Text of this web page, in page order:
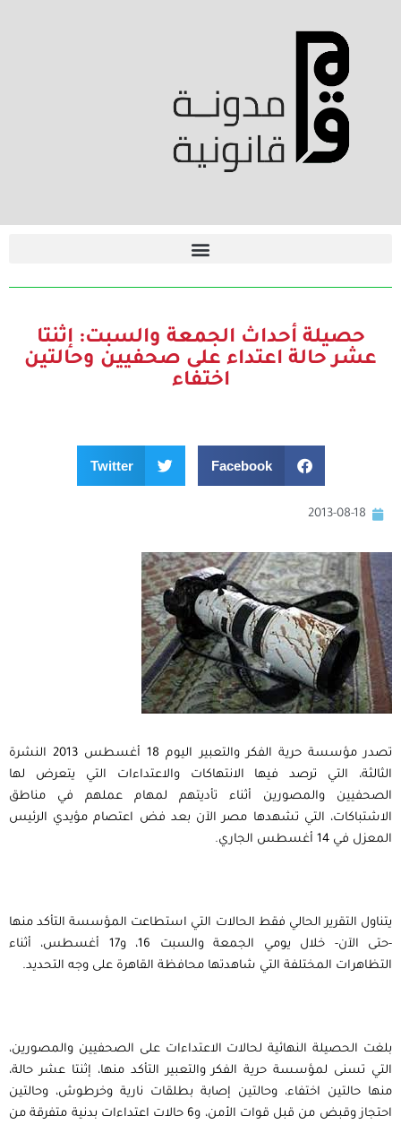
حصيلة أحداث الجمعة والسبت: إثنتا
عشر حالة اعتداء على صحفيين وحالتين
اختفاء
Facebook
Twitter
2013-08-18
تصدر مؤسسة حرية الفكر والتعبير اليوم 18 أغسطس 2013 النشرة
الثالثة، التي ترصد فيها الانتهاكات والاعتداءات التي يتعرض لها
الصحفيين والمصورين أثناء تأديتهم لمهام عملهم في مناطق
الاشتباكات، التي تشهدها مصر الآن بعد فض اعتصام مؤيدي الرئيس
المعزل في 14 أغسطس الجاري.
يتناول التقرير الحالي فقط الحالات التي استطاعت المؤسسة التأكد منها
-حتى الآن- خلال يومي الجمعة والسبت 16، و17 أغسطس، أثناء
التظاهرات المختلفة التي شاهدتها محافظة القاهرة على وجه التحديد.
بلغت الحصيلة النهائية لحالات الاعتداءات على الصحفيين والمصورين،
التي تسنى لمؤسسة حرية الفكر والتعبير التأكد منها، إثنتا عشر حالة،
منها حالتين اختفاء، وحالتين إصابة بطلقات نارية وخرطوش، وحالتين
احتجاز وقبض من قبل قوات الأمن، و6 حالات اعتداءات بدنية متفرقة من